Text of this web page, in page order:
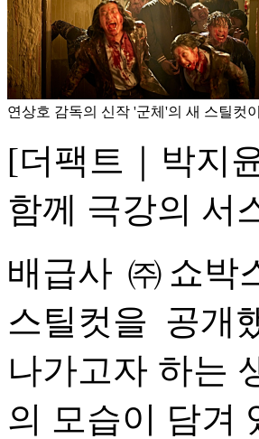
연상호 감독의 신작 '군체'의 새 스틸컷
[더팩트｜박지
함께 극강의 서
배급사 ㈜쇼박
스틸컷을 공개
나가고자 하는
의 모습이 담겨